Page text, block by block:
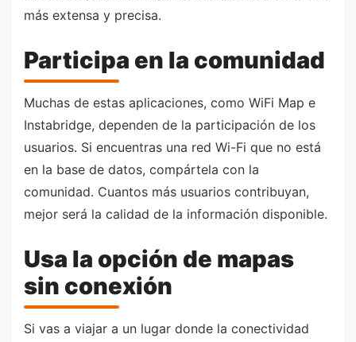
más extensa y precisa.
Participa en la comunidad
Muchas de estas aplicaciones, como WiFi Map e
Instabridge, dependen de la participación de los
usuarios. Si encuentras una red Wi-Fi que no está
en la base de datos, compártela con la
comunidad. Cuantos más usuarios contribuyan,
mejor será la calidad de la información disponible.
Usa la opción de mapas
sin conexión
Si vas a viajar a un lugar donde la conectividad